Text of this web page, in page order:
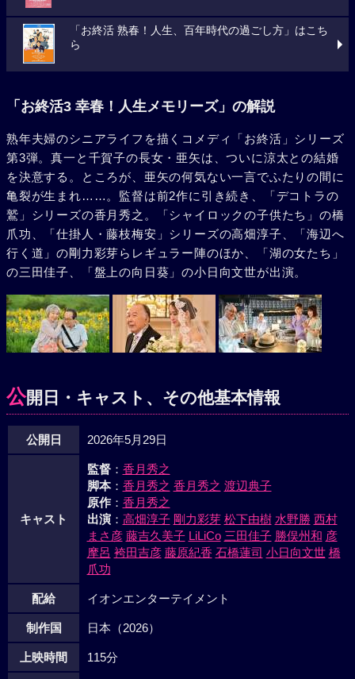
「お終活 熟春！人生、百年時代の過ごし方」はこち
ら
「お終活3 幸春！人生メモリーズ」の解説
熟年夫婦のシニアライフを描くコメディ「お終活」シリーズ
第3弾。真一と千賀子の長女・亜矢は、ついに涼太との結婚
を決意する。ところが、亜矢の何気ない一言でふたりの間に
亀裂が生まれ……。監督は前2作に引き続き、「デコトラの
鷲」シリーズの香月秀之。「シャイロックの子供たち」の橋
爪功、「仕掛人・藤枝梅安」シリーズの高畑淳子、「海辺へ
行く道」の剛力彩芽らレギュラー陣のほか、「湖の女たち」
の三田佳子、「盤上の向日葵」の小日向文世が出演。
公開日・キャスト、その他基本情報
公開日 2026年5月29日
キャスト
監督： 香月秀之
脚本： 香月秀之 香月秀之 渡辺典子
原作： 香月秀之
出演： 高畑淳子 剛力彩芽 松下由樹 水野勝 西村
まさ彦 藤吉久美子 LiLiCo 三田佳子 勝俣州和 彦
摩呂 袴田吉彦 藤原紀香 石橋蓮司 小日向文世 橋
爪功
配給 イオンエンターテイメント
制作国 日本（2026）
上映時間 115分